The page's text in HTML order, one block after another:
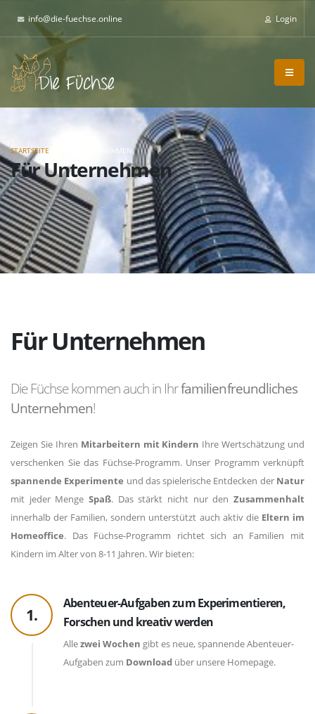
info@die-fuechse.online Login
Für Unternehmen
STARTSEITE FÜR UNTERNEHMEN
Für Unternehmen
Die Füchse kommen auch in Ihrfamilienfreundliches
Unternehmen!
Zeigen Sie Ihren Mitarbeitern mit Kindern Ihre Wertschätzung und
verschenken Sie das Füchse-Programm. Unser Programm verknüpft
spannende Experimente und das spielerische Entdecken der Natur
mit jeder Menge Spaß. Das stärkt nicht nur den Zusammenhalt
innerhalb der Familien, sondern unterstützt auch aktiv die Eltern im
Homeoffice. Das Füchse-Programm richtet sich an Familien mit
Kindern im Alter von 8-11 Jahren. Wir bieten:
1.
Abenteuer-Aufgaben zum Experimentieren,
Forschen und kreativ werden
Allezwei Wochen gibt es neue, spannende Abenteuer-
Aufgaben zum Download über unsere Homepage.